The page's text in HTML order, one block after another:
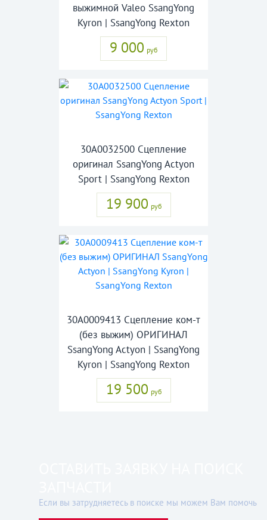
выжимной Valeo SsangYong
Kyron | SsangYong Rexton
9 000 руб
30A0032500 Сцепление
оригинал SsangYong Actyon
Sport | SsangYong Rexton
19 900 руб
30A0009413 Сцепление ком-т
(без выжим) ОРИГИНАЛ
SsangYong Actyon | SsangYong
Kyron | SsangYong Rexton
19 500 руб
Если вы затрудняетесь в поиске мы можем Вам помочь